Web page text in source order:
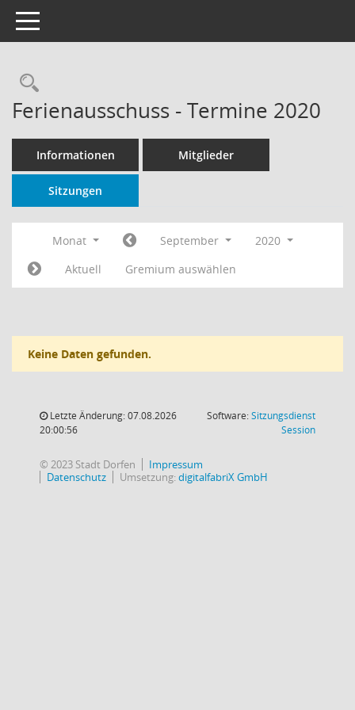
Toggle navigation
Rechercheauswahl
Ferienausschuss - Termine 2020
Informationen Mitglieder
Sitzungen
Monat September
2020
Aktuell
Gremium auswählen
Keine Daten gefunden.
Letzte Änderung: 07.08.2026
20:00:56
Software:Sitzungsdienst
Session(Wird in
© 2023 Stadt Dorfen
Impressum
Datenschutz
Umsetzung:digitalfabriX GmbH